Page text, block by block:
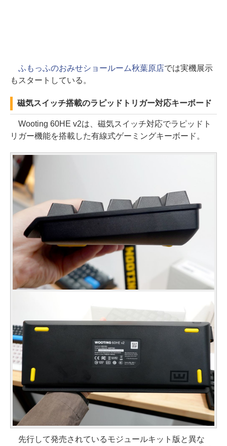
ふもっふのおみせショールーム秋葉原店では実機展示
もスタートしている。
磁気スイッチ搭載のラピッドトリガー対応キーボード
Wooting 60HE v2は、磁気スイッチ対応でラピッドト
リガー機能を搭載した有線式ゲーミングキーボード。
先行して発売されているモジュールキット版と異な